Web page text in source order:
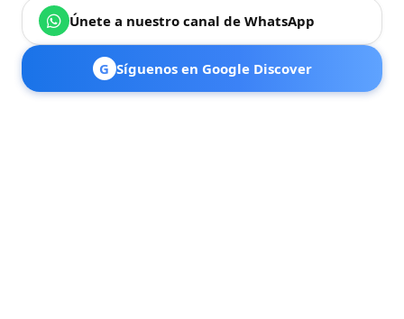
Únete a nuestro canal de WhatsApp
G Síguenos en Google Discover